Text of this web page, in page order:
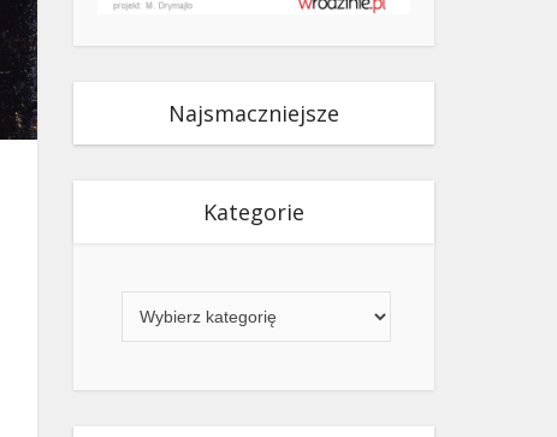
Najsmaczniejsze
Kategorie